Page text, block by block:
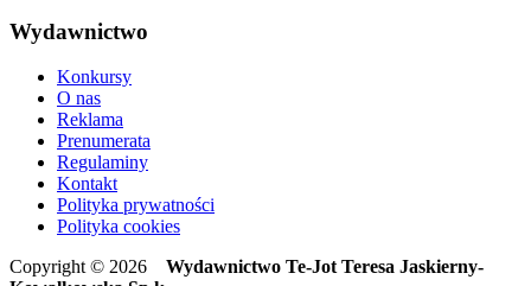
Wydawnictwo
Konkursy
O nas
Reklama
Prenumerata
Regulaminy
Kontakt
Polityka prywatności
Polityka cookies
Copyright © 2026 Wydawnictwo Te-Jot Teresa Jaskierny-